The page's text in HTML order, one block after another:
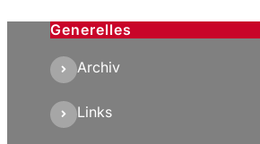
Generelles
Archiv
Links